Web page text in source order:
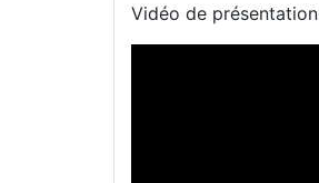
Vidéo de présentation